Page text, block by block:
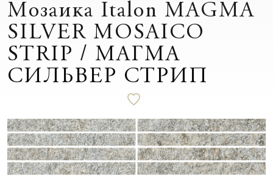
Мозаика Italon MAGMA
SILVER MOSAICO
STRIP / МАГМА
СИЛЬВЕР СТРИП